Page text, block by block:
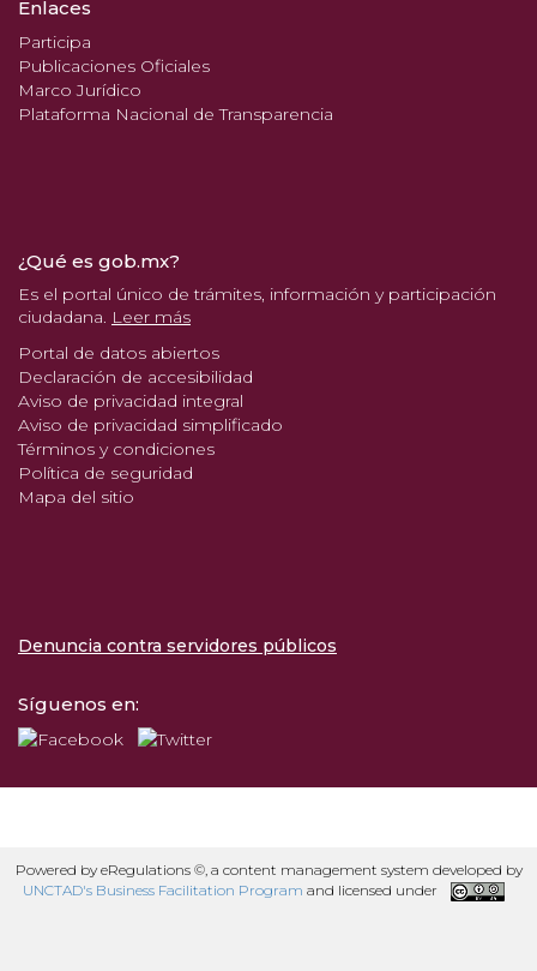
Enlaces
Participa
Publicaciones Oficiales
Marco Jurídico
Plataforma Nacional de Transparencia
¿Qué es gob.mx?
Es el portal único de trámites, información y participación
ciudadana. Leer más
Portal de datos abiertos
Declaración de accesibilidad
Aviso de privacidad integral
Aviso de privacidad simplificado
Términos y condiciones
Política de seguridad
Mapa del sitio
Denuncia contra servidores públicos
Síguenos en:
Powered by eRegulations ©, a content management system developed by
UNCTAD's Business Facilitation Program and licensed under